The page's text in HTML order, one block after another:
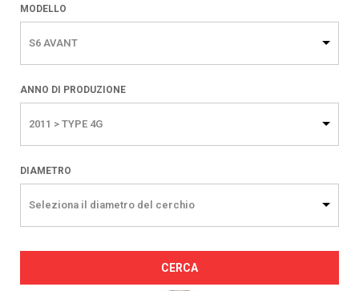
MODELLO
S6 AVANT
ANNO DI PRODUZIONE
2011 > TYPE 4G
DIAMETRO
Seleziona il diametro del cerchio
CERCA